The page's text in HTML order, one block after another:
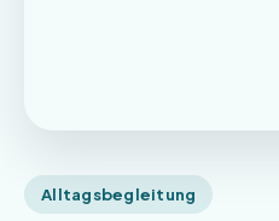
Alltagsbegleitung